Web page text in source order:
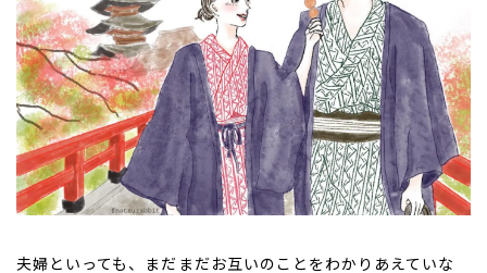
夫婦といっても、まだまだお互いのことをわかりあえていな